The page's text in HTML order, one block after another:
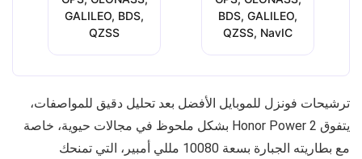
BDS, GALILEO,
QZSS, NavIC
GALILEO, BDS,
QZSS
ترشيحات فونزل للموبايل الأفضل بعد تحليل دقيق للمواصفات،
يتفوق Honor Power 2 بشكل ملحوظ في مجالات حيوية، خاصة
مع بطاريته الجبارة بسعة 10080 مللي أمبير، التي تمنحك